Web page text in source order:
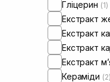
Гліцерин (1)
Екстракт
Екстракт
Екстракт
Екстракт
Кераміди (2)